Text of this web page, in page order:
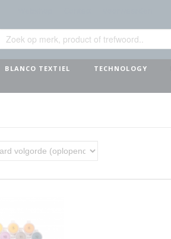
BLANCO TEXTIEL TECHNOLOGY